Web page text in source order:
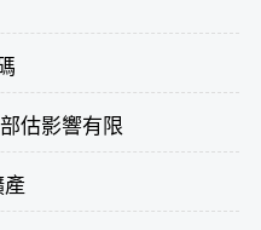
估影響有限